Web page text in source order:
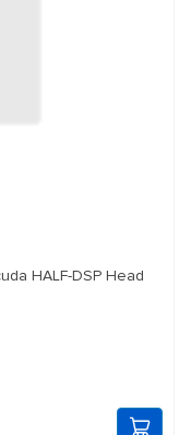
HALF-DSP Head